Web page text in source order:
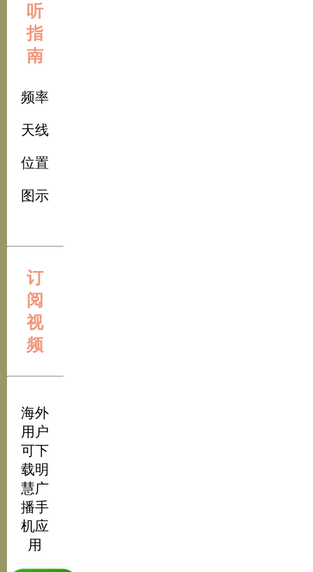
听
指
南
频率
天线
位置
图示
订
阅
视
频
海外
用户
可下
载明
慧广
播手
机应
用